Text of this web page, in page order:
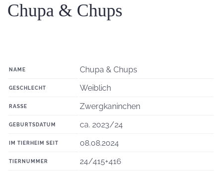
Chupa & Chups
NAME Chupa & Chups
GESCHLECHT Weiblich
RASSE Zwergkaninchen
GEBURTSDATUM ca. 2023/24
IM TIERHEIM SEIT 08.08.2024
TIERNUMMER 24/415+416